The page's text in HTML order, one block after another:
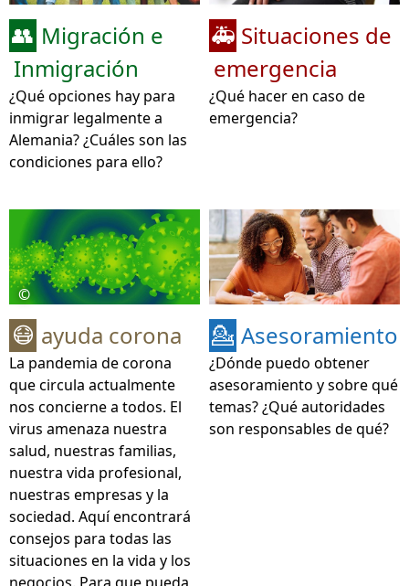
👥 Migración e
Inmigración
¿Qué opciones hay para
inmigrar legalmente a
Alemania? ¿Cuáles son las
condiciones para ello?
🚑 Situaciones de
emergencia
¿Qué hacer en caso de
emergencia?
©
😷 ayuda corona
La pandemia de corona
que circula actualmente
nos concierne a todos. El
virus amenaza nuestra
salud, nuestras familias,
nuestra vida profesional,
nuestras empresas y la
sociedad. Aquí encontrará
consejos para todas las
situaciones en la vida y los
💁 Asesoramiento
¿Dónde puedo obtener
asesoramiento y sobre qué
temas? ¿Qué autoridades
son responsables de qué?